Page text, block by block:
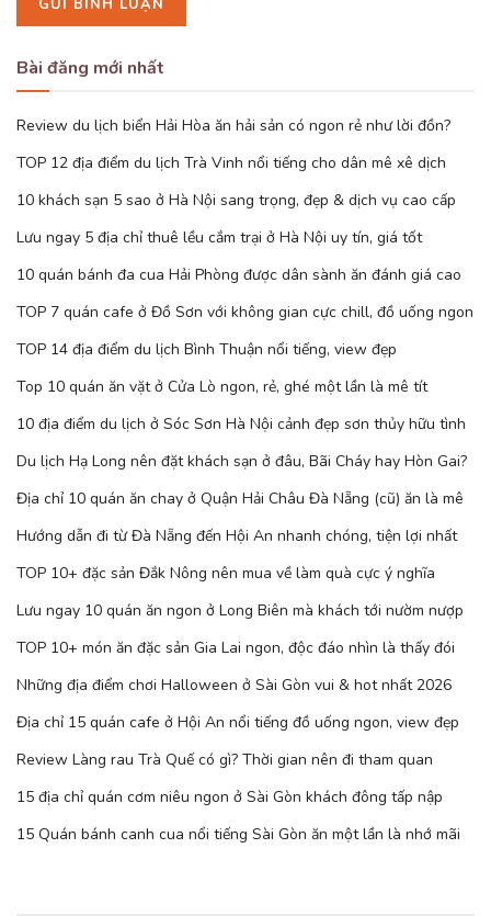
Bài đăng mới nhất
Review du lịch biển Hải Hòa ăn hải sản có ngon rẻ như lời đồn?
TOP 12 địa điểm du lịch Trà Vinh nổi tiếng cho dân mê xê dịch
10 khách sạn 5 sao ở Hà Nội sang trọng, đẹp & dịch vụ cao cấp
Lưu ngay 5 địa chỉ thuê lều cắm trại ở Hà Nội uy tín, giá tốt
10 quán bánh đa cua Hải Phòng được dân sành ăn đánh giá cao
TOP 7 quán cafe ở Đồ Sơn với không gian cực chill, đồ uống ngon
TOP 14 địa điểm du lịch Bình Thuận nổi tiếng, view đẹp
Top 10 quán ăn vặt ở Cửa Lò ngon, rẻ, ghé một lần là mê tít
10 địa điểm du lịch ở Sóc Sơn Hà Nội cảnh đẹp sơn thủy hữu tình
Du lịch Hạ Long nên đặt khách sạn ở đâu, Bãi Cháy hay Hòn Gai?
Địa chỉ 10 quán ăn chay ở Quận Hải Châu Đà Nẵng (cũ) ăn là mê
Hướng dẫn đi từ Đà Nẵng đến Hội An nhanh chóng, tiện lợi nhất
TOP 10+ đặc sản Đắk Nông nên mua về làm quà cực ý nghĩa
Lưu ngay 10 quán ăn ngon ở Long Biên mà khách tới nườm nượp
TOP 10+ món ăn đặc sản Gia Lai ngon, độc đáo nhìn là thấy đói
Những địa điểm chơi Halloween ở Sài Gòn vui & hot nhất 2026
Địa chỉ 15 quán cafe ở Hội An nổi tiếng đồ uống ngon, view đẹp
Review Làng rau Trà Quế có gì? Thời gian nên đi tham quan
15 địa chỉ quán cơm niêu ngon ở Sài Gòn khách đông tấp nập
15 Quán bánh canh cua nổi tiếng Sài Gòn ăn một lần là nhớ mãi